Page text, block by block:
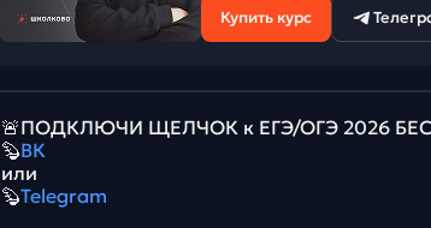
Купить курс
🚨ПОДКЛЮЧИ ЩЕЛЧОК к ЕГЭ/ОГЭ 2026
🦫ВК
или
🦫Telegram